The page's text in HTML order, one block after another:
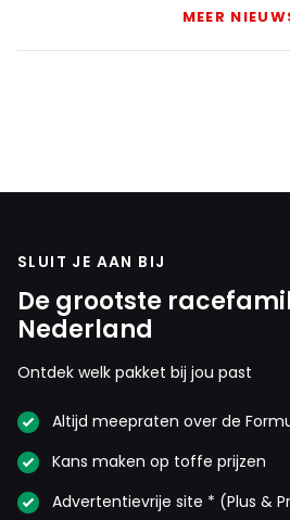
Carlos Science
Voor mijn gevoel gaat er vanaf
vast eind februari.
MEER
SLUIT JE AAN BIJ
De grootste
Nederland
Ontdek welk pakket bij jou past
Altijd meepraten over de
Kans maken op toffe prijzen
Advertentievrije site * (Plus &